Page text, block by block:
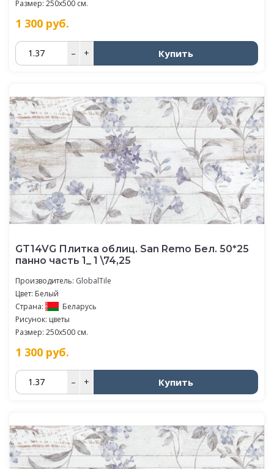
Размер: 250x500 см.
1 300 руб.
– + Купить
GT14VG Плитка облиц. San Remo Бел. 50*25
панно часть 1_ 1 \74,25
Производитель: GlobalTile
Цвет: Белый
Страна:
Беларусь
Рисунок: цветы
Размер: 250x500 см.
1 300 руб.
– + Купить